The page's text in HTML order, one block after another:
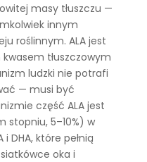
masy tłuszczu —
innym
roślinnym. ALA jest
tłuszczowym
ludzki nie potrafi
— musi być
część ALA jest
stopniu, 5–10%) w
i DHA, które pełnią
oka i